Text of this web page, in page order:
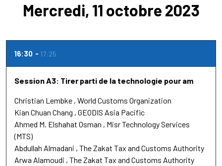
Mercredi, 11 octobre 2023
16:30 17:25
Session A3: Tirer parti de la technologie pour am
Christian Lembke World Customs Organization
Kian Chuan Chang GEODIS Asia Pacific
Ahmed M. Elshahat Osman
Misr Technology Services
(MTS)
Abdullah Almadani The Zakat Tax and Customs Authority
Arwa Alamoudi The Zakat Tax and Customs Authority